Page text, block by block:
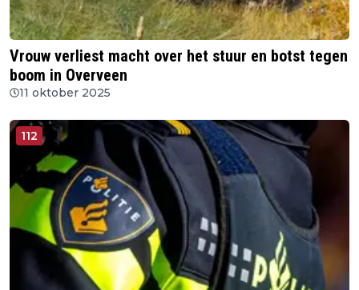
Vrouw verliest macht over het stuur en botst tegen
boom in Overveen
11 oktober 2025
112